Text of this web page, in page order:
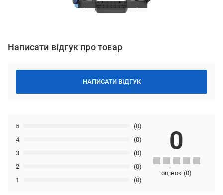
Написати відгук про товар
НАПИСАТИ ВІДГУК
1 (0)
2 (0)
3 (0)
4 (0)
5 (0)
0
оцінок (0)